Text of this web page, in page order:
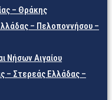
– Θράκης
– Πελοποννήσου –
Νήσων Αιγαίου
– Στερεάς Ελλάδας –